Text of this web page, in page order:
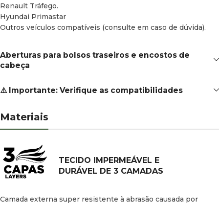
Renault Tráfego.
Hyundai Primastar
Outros veículos compatíveis (consulte em caso de dúvida).
Aberturas para bolsos traseiros e encostos de
cabeça
⚠️ Importante: Verifique as compatibilidades
Materiais
TECIDO IMPERMEÁVEL E
DURÁVEL DE 3 CAMADAS
Camada externa super resistente à abrasão causada por